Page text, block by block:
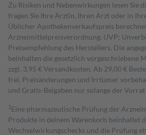
Zu Risiken und Nebenwirkungen lesen Sie
fragen Sie Ihre Ärztin, Ihren Arzt oder in
Üblicher Apothekenverkaufspreis
Arzneimittelpreisverordnung. UVP:
Preisempfehlung des Herstellers. Die
beinhalten die gesetzlich vorgeschriebene
zzgl. 3,95 € Versandkosten. Ab 29,00 €
frei. Preisänderungen und Irrtümer
und Gratis-Beigaben nur solange der
1 Eine pharmazeutische Prüfung der
Produkte in deinem Warenkorb beinhaltet
Wechselwirkungschecks und die Prüfung